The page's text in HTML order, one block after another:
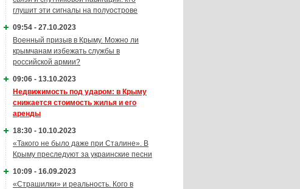
глушит эти сигналы на полуострове
09:54 - 27.10.2023
Военный призыв в Крыму. Можно ли
крымчанам избежать службы в
российской армии?
09:06 - 13.10.2023
Недвижимость под ударом: в Крыму
снижается стоимость жилья и его
аренды
18:30 - 10.10.2023
«Такого не было даже при Сталине». В
Крыму преследуют за украинские песни
10:09 - 16.09.2023
«Страшилки» и реальность. Кого в